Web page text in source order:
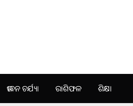
ଜୀବନ ଚର୍ଯ୍ୟା ରାଶିଫଳ ଶିକ୍ଷା